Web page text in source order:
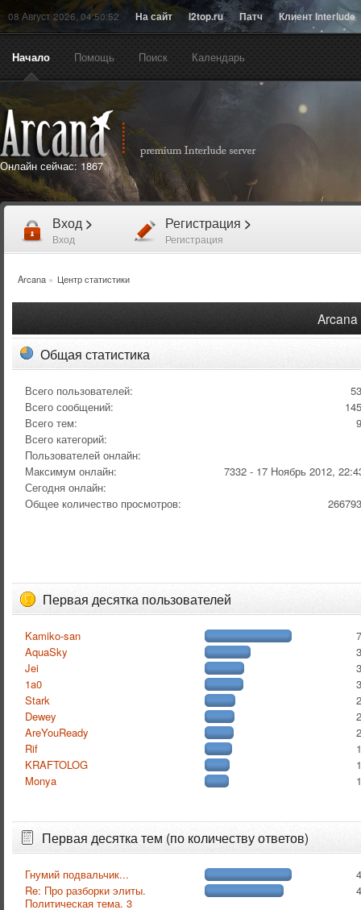
08 Август 2026, 04:50:52 На сайт l2top.ru Патч Клиент Interlude
Начало Помощь Поиск Календарь
Онлайн сейчас: 1867
Вход >
Вход
Регистрация >
Регистрация
Arcana» Центр статистики
Arcana
Общая статистика
Всего пользователей:
Всего сообщений:
Всего тем:
Всего категорий:
Пользователей онлайн:
Максимум онлайн:
7332 - 17 Ноябрь 2012,
Сегодня онлайн:
Общее количество просмотров:
Первая десятка пользователей
Kamiko-san
AquaSky
Jei
1a0
Stark
Dewey
AreYouReady
Rif
KRAFTOLOG
Monya
Первая десятка тем (по количеству ответов)
Гнумий подвальчик...
Re: Про разборки элиты.
Политическая тема. 3